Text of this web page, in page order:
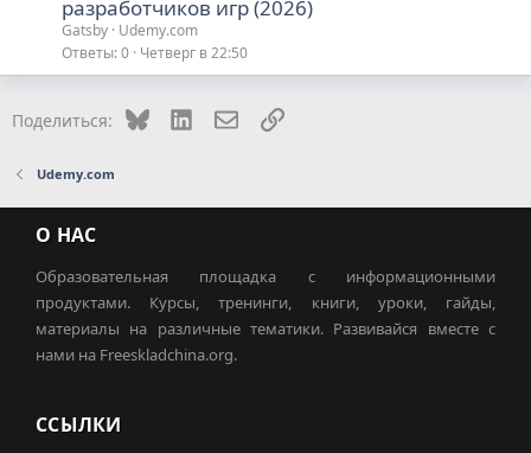
разработчиков игр (2026)
Gatsby Udemy.com
Ответы 0 Четверг в 22:50
Поделиться: Bluesky LinkedInЭлектронная почта
Ссылка
Udemy.com
О НАС
Образовательная площадка с информационными
продуктами. Курсы, тренинги, книги, уроки, гайды,
материалы на различные тематики. Развивайся вместе с
нами на Freeskladchina.org.
ССЫЛКИ